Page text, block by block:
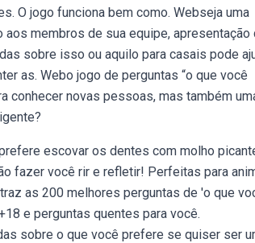
O jogo funciona bem como. Webseja uma
membros de sua equipe, apresentação
sobre isso ou aquilo para casais pode
as. Webo jogo de perguntas “o que você
conhecer novas pessoas, mas também
escovar os dentes com molho
fazer você rir e refletir! Perfeitas para
as 200 melhores perguntas de 'o que
e perguntas quentes para você.
sobre o que você prefere se quiser ser